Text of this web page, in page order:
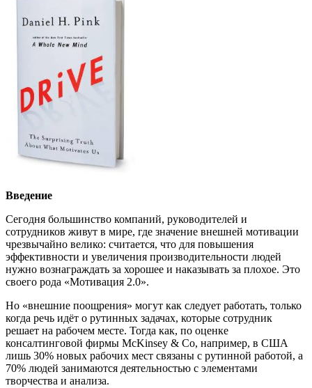
Введение
Сегодня большинство компаний, руководителей и
сотрудников живут в мире, где значение внешней мотивации
чрезвычайно велико: считается, что для повышения
эффективности и увеличения производительности людей
нужно вознаграждать за хорошее и наказывать за плохое. Это
своего рода «Мотивация 2.0».
Но «внешние поощрения» могут как следует работать, только
когда речь идёт о рутинных задачах, которые сотрудник
решает на рабочем месте. Тогда как, по оценке
консалтинговой фирмы McKinsey & Co, например, в США
лишь 30% новых рабочих мест связаны с рутинной работой, а
70% людей занимаются деятельностью с элементами
творчества и анализа.